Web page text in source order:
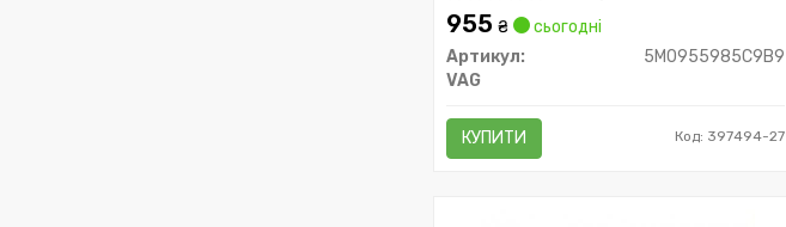
955 ₴
сьогодні
Артикул:
5M0955985C9B9
VAG
КУПИТИ Код: 397494-27